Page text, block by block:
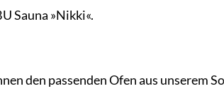
Sauna »Nikki«.
den passenden Ofen aus unserem